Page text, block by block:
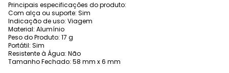
Principais especificações do produto:
Com alça ou suporte: Sim
Indicação de uso: Viagem
Material: Alumínio
Peso do Produto: 17 g
Portátil: Sim
Resistente à Água: Não
Tamanho Fechado: 58 mm x 6 mm